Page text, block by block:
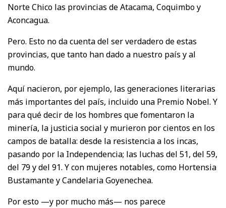
Norte Chico las provincias de Atacama, Coquimbo y
Aconcagua.
Pero. Esto no da cuenta del ser verdadero de estas
provincias, que tanto han dado a nuestro país y al
mundo.
Aquí nacieron, por ejemplo, las generaciones literarias
más importantes del país, incluido una Premio Nobel. Y
para qué decir de los hombres que fomentaron la
minería, la justicia social y murieron por cientos en los
campos de batalla: desde la resistencia a los incas,
pasando por la Independencia; las luchas del 51, del 59,
del 79 y del 91. Y con mujeres notables, como Hortensia
Bustamante y Candelaria Goyenechea.
Por esto —y por mucho más— nos parece